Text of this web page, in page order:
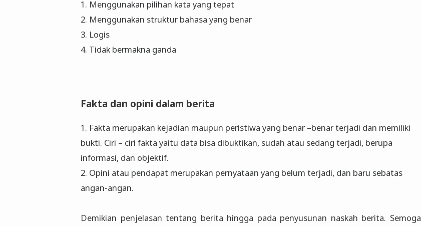
1. Menggunakan pilihan kata yang tepat
2. Menggunakan struktur bahasa yang benar
3. Logis
4. Tidak bermakna ganda
Fakta dan opini dalam berita
1. Fakta merupakan kejadian maupun peristiwa yang benar –benar terjadi dan memiliki
bukti. Ciri – ciri fakta yaitu data bisa dibuktikan, sudah atau sedang terjadi, berupa
informasi, dan objektif.
2. Opini atau pendapat merupakan pernyataan yang belum terjadi, dan baru sebatas
angan-angan.
Demikian penjelasan tentang berita hingga pada penyusunan naskah berita. Semoga